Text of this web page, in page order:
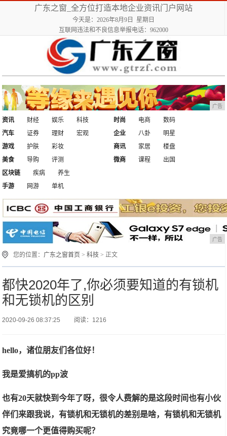
广东之窗_全方位打造本地企业资讯门户网站
今天是：2026年8月9日 星期日
互联网违法和不良信息举报电话：962000
广告
资讯 财经 娱乐
科技
汽车
证券 理财 宏观
时尚 电商
数码
企业
八卦
明星
游戏
护肤
彩妆
美食
导购 评测
商讯 家居
楼盘
微商
课程
出国
区块链
疾病
养生
手游
网游 单机
广告
您的位置： 广东之窗首页 >科技 > 正文
都快2020年了,你必须要知道的有锁机
和无锁机的区别
2020-09-26 08:37:25 阅读：1216
hello，诸位朋友们各位好！
我是爱搞机的pp波
也有20天就快到今年了呀，很令人费解的是这段时间也有小伙
伴们来跟我说，有锁机和无锁机的差别是啥，有锁机和无锁机
究竟哪一个更值得购买呢？